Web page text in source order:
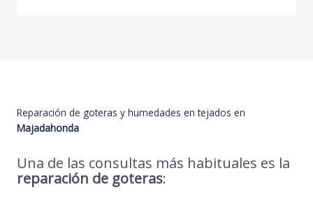
Reparación de goteras y humedades en tejados en
Majadahonda
Una de las consultas más habituales es la
reparación de goteras: